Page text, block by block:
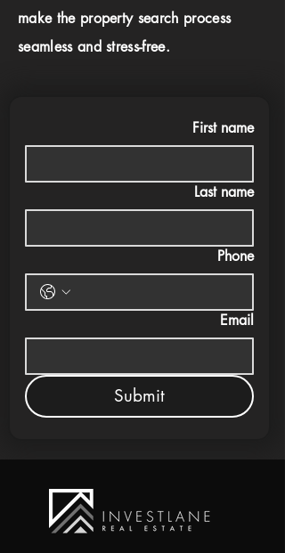
make the property search process
seamless and stress-free.
First name
Last name
Phone
Email
Submit